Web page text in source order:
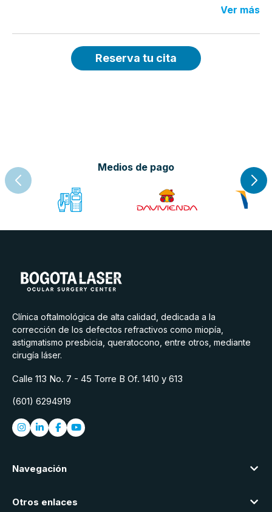
Ver más
Reserva tu cita
Medios de pago
Clínica oftalmológica de alta calidad, dedicada a la
corrección de los defectos refractivos como miopía,
astigmatismo presbicia, queratocono, entre otros, mediante
cirugía láser.
Calle 113 No. 7 - 45 Torre B Of. 1410 y 613
(601) 6294919
Navegación
Otros enlaces